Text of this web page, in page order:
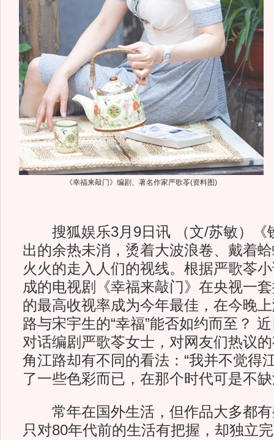
《幸福来敲门》编剧、著名作家严歌苓(资料图)
搜狐娱乐3月9日讯 （文/苏敏）《
出的余热未消，烫着大波浪卷、戴着
火火的走入人们的视线。根据严歌苓
成的电视剧《幸福来敲门》在央视一
的最高收视率成为今年最佳，在今晚
路与宋宇生的“幸福”能否如约而至？
对话编剧严歌苓女士，对网友们热议的
角江路却有不同的看法：“我并不觉得
了一些色彩而已，在那个时代可是不
常年在国外生活，但作品大多都有
只对80年代前的生活有把握，却独立